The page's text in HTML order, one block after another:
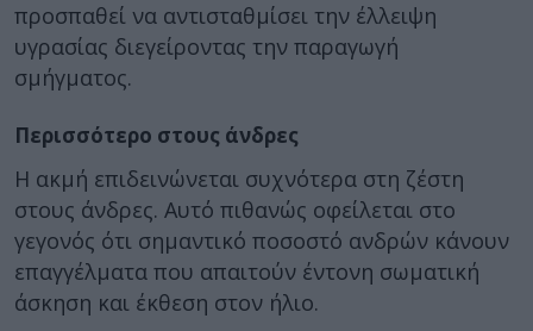
προσπαθεί να αντισταθμίσει την έλλειψη
υγρασίας διεγείροντας την παραγωγή
σμήγματος.
Περισσότερο στους άνδρες
Η ακμή επιδεινώνεται συχνότερα στη ζέστη
στους άνδρες. Αυτό πιθανώς οφείλεται στο
γεγονός ότι σημαντικό ποσοστό ανδρών κάνουν
επαγγέλματα που απαιτούν έντονη σωματική
άσκηση και έκθεση στον ήλιο.